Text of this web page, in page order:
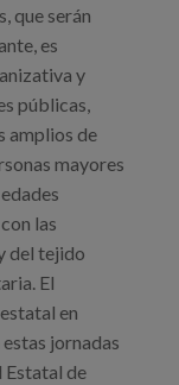
que serán
es
y
públicas,
amplios de
mayores
las
del tejido
El
en
jornadas
Estatal de